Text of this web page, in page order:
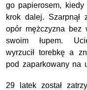
go papierosem, kiedy
krok dalej. Szarpnął
opór mężczyzna bez
swoim łupem.
wyrzucił torebkę a
pod zaparkowany na
29 latek został